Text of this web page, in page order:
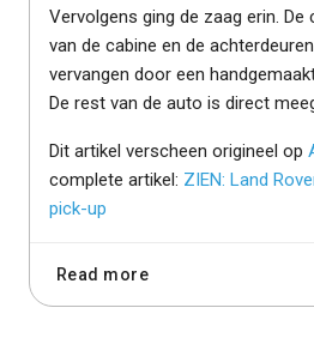
Vervolgens ging de zaag erin.
van de cabine en de
vervangen door een
De rest van de auto is direct
Dit artikel verscheen origineel op
complete artikel: ZIEN: Land
pick-up
Read more